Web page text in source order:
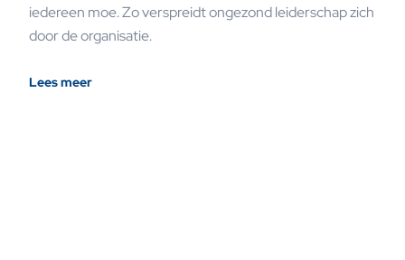
iedereen moe. Zo verspreidt ongezond leiderschap zich
door de organisatie.
Lees meer